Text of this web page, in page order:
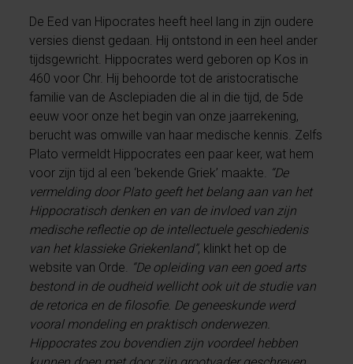
De Eed van Hipocrates heeft heel lang in zijn oudere
versies dienst gedaan. Hij ontstond in een heel ander
tijdsgewricht. Hippocrates werd geboren op Kos in
460 voor Chr. Hij behoorde tot de aristocratische
familie van de Asclepiaden die al in die tijd, de 5de
eeuw voor onze het begin van onze jaarrekening,
berucht was omwille van haar medische kennis. Zelfs
Plato vermeldt Hippocrates een paar keer, wat hem
voor zijn tijd al een ‘bekende Griek’ maakte.
“De
vermelding door Plato geeft het belang aan van het
Hippocratisch denken en van de invloed van zijn
medische reflectie op de intellectuele geschiedenis
van het klassieke Griekenland”, klinkt het op de
website van Orde.
“De opleiding van een goed arts
bestond in de oudheid wellicht ook uit de studie van
de retorica en de filosofie. De geneeskunde werd
vooral mondeling en praktisch onderwezen.
Hippocrates zou bovendien zijn voordeel hebben